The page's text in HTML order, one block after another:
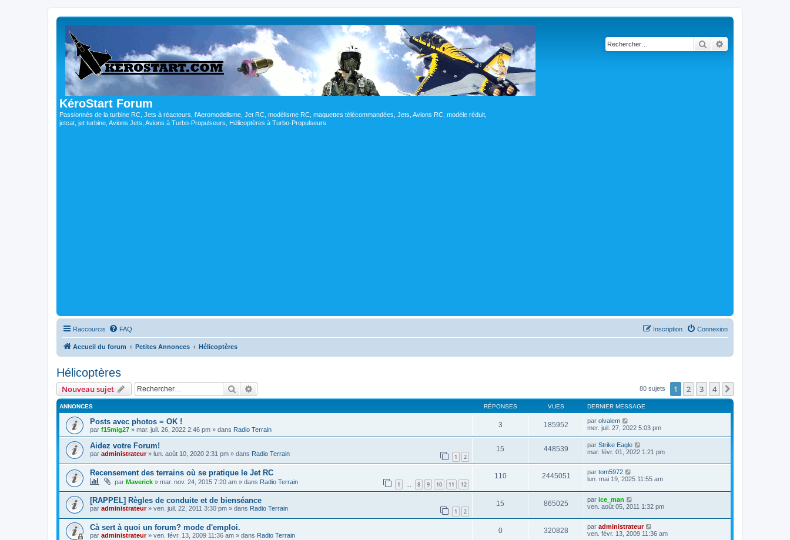
KéroStart Forum
Passionnés de la turbine RC, Jets à réacteurs, l'Aeromodelisme, Jet RC, modélisme RC, maquettes télécommandées, Jets, Avions RC, modèle réduit,
jetcat, jet turbine, Avions Jets, Avions à Turbo-Propulseurs, Hélicoptères à Turbo-Propulseurs
Rechercher
Raccourcis FAQ Connexion
Inscription
Accueil du forum Petites Annonces Hélicoptères
Hélicoptères
Nouveau sujet Rechercher 80 sujets 1 2 3 4
ANNONCES RÉPONSES VUES DERNIER MESSAGE
Posts avec photos = OK !
par f15mig27 » mar. juil. 26, 2022 2:46 pm » dans Radio Terrain
3 185952 par olvalem
mer. juil. 27, 2022 5:03 pm
Aidez votre Forum!
par administrateur» lun. août 10, 2020 2:31 pm » dans Radio Terrain 1 2
15 448539 par Strike Eagle
mar. févr. 01, 2022 1:21 pm
Recensement des terrains où se pratique le Jet RC
par Maverick » mar. nov. 24, 2015 7:20 am » dans Radio Terrain 1 … 8 9 10 11 12
110 2445051 par tom5972
lun. mai 19, 2025 11:55 am
[RAPPEL] Règles de conduite et de bienséance
par administrateur» ven. juil. 22, 2011 3:30 pm » dans Radio Terrain 1 2
15 865025 par ice_man
ven. août 05, 2011 1:32 pm
Cà sert à quoi un forum? mode d'emploi.
par administrateur» ven. févr. 13, 2009 11:36 am » dans Radio Terrain
0 320828 par administrateur
ven. févr. 13, 2009 11:36 am